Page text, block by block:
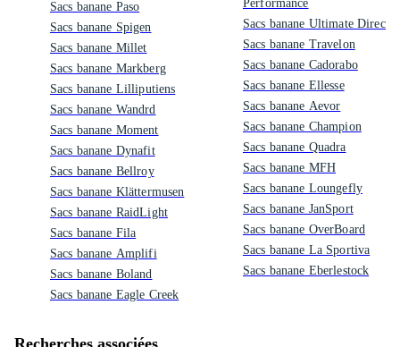
Sacs banane Paso
Sacs banane Spigen
Sacs banane Millet
Sacs banane Markberg
Sacs banane Lilliputiens
Sacs banane Wandrd
Sacs banane Moment
Sacs banane Dynafit
Sacs banane Bellroy
Sacs banane Klättermusen
Sacs banane RaidLight
Sacs banane Fila
Sacs banane Amplifi
Sacs banane Boland
Sacs banane Eagle Creek
Performance
Sacs banane Ultimate
Sacs banane Travelon
Sacs banane Cadorabo
Sacs banane Ellesse
Sacs banane Aevor
Sacs banane Champion
Sacs banane Quadra
Sacs banane MFH
Sacs banane Loungefly
Sacs banane JanSport
Sacs banane OverBoard
Sacs banane La Sportiva
Sacs banane Eberlestock
Recherches associées